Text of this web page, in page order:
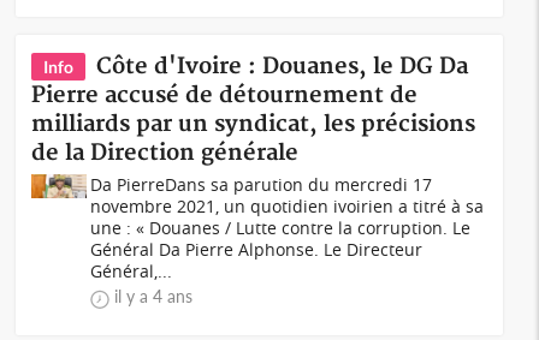
Info
Côte d'Ivoire : Douanes, le DG Da
Pierre accusé de détournement de
milliards par un syndicat, les précisions
de la Direction générale
Da PierreDans sa parution du mercredi 17
novembre 2021, un quotidien ivoirien a titré à sa
une : « Douanes / Lutte contre la corruption. Le
Général Da Pierre Alphonse. Le Directeur
Général,...
il y a 4 ans